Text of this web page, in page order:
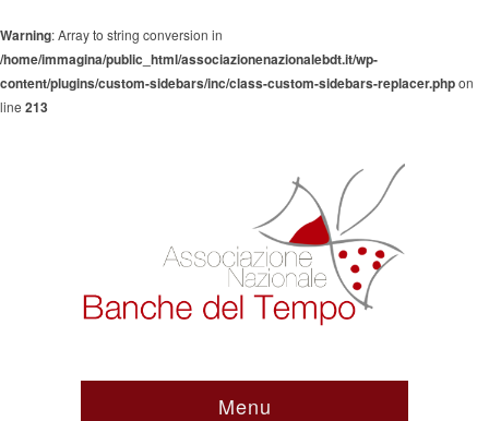
Warning: Array to string conversion in
/home/immagina/public_html/associazionenazionalebdt.it/wp-
content/plugins/custom-sidebars/inc/class-custom-sidebars-replacer.phpon
line 213
Menu